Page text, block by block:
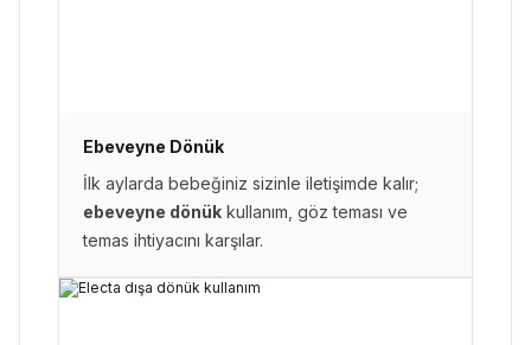
Ebeveyne Dönük
İlk aylarda bebeğiniz sizinle iletişimde kalır;
ebeveyne dönük kullanım, göz teması ve
temas ihtiyacını karşılar.